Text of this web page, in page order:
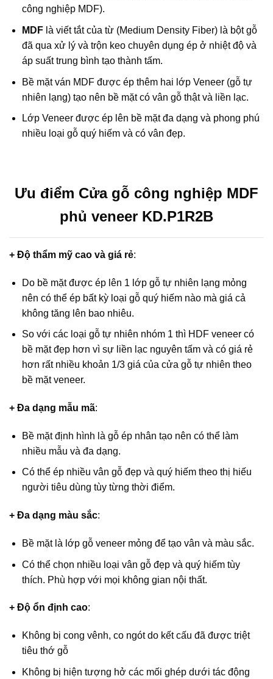
công nghiệp MDF).
MDFlà viết tắt của từ (Medium Density Fiber) là bột gỗ
đã qua xử lý và trộn keo chuyên dụng ép ở nhiệt độ và
áp suất trung bình tạo thành tấm.
Bề mặt ván MDF được ép thêm hai lớp Veneer (gỗ tự
nhiên lạng) tạo nên bề mặt có vân gỗ thật và liền lạc.
Lớp Veneer được ép lên bề mặt đa dạng và phong phú
nhiều loại gỗ quý hiếm và có vân đẹp.
Ưu điểm Cửa gỗ công nghiệp MDF
phủ veneer KD.P1R2B
+ Độ thẩm mỹ cao và giá rẻ:
Do bề mặt được ép lên 1 lớp gỗ tự nhiên lạng mỏng
nên có thể ép bất kỳ loại gỗ quý hiếm nào mà giá cả
không tăng lên bao nhiêu.
So với các loại gỗ tự nhiên nhóm 1 thì HDF veneer có
bề mặt đẹp hơn vì sự liền lạc nguyên tấm và có giá rẻ
hơn rất nhiều khoản 1/3 giá của cửa gỗ tự nhiên theo
bề mặt veneer.
+ Đa dạng mẫu mã:
Bề mặt định hình là gỗ ép nhân tạo nên có thể làm
nhiều mẫu và đa dạng.
Có thể ép nhiều vân gỗ đẹp và quý hiếm theo thị hiếu
người tiêu dùng tùy từng thời điểm.
+ Đa dạng màu sắc:
Bề mặt là lớp gỗ veneer mỏng để tạo vân và màu sắc.
Có thể chọn nhiều loại vân gỗ đẹp và quý hiếm tùy
thích. Phù hợp với mọi không gian nội thất.
+ Độ ổn định cao:
Không bị cong vênh, co ngót do kết cấu đã được triệt
tiêu thớ gỗ
Không bị hiện tượng hở các mối ghép dưới tác động